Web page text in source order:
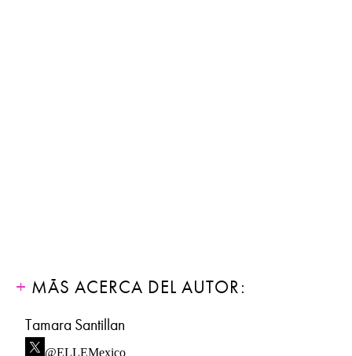
MÁS ACERCA DEL AUTOR:
Tamara Santillan
@ELLEMexico